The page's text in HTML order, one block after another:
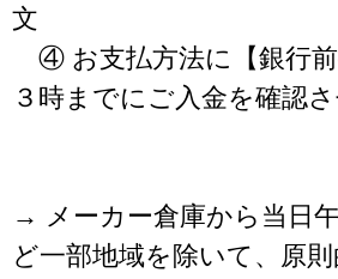
文
④ お支払方法に【銀行
３時までにご入金を確認
→ メーカー倉庫から当日
ど一部地域を除いて、原